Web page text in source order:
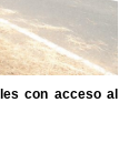
con acceso al